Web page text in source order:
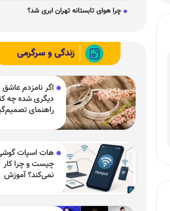
چرا هوای تابستانه تهران ابری شد؟
زندگی و سرگرمی
اگر نامزدم
دیگری شده چه
راهنمای
هات اسپات
چیست و چرا کار
نمی‌کند؟ آموزش
مشکلات